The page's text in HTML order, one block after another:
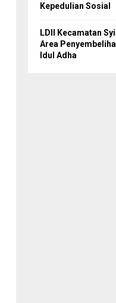
Kepedulian Sosial
LDII Kecamatan
Area
Idul Adha